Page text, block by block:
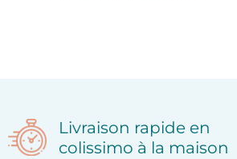
Livraison rapide en
colissimo à la maison